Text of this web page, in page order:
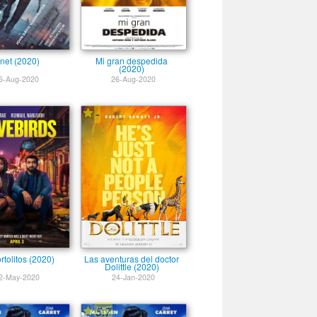
(2020)
Aug-2020
Mi gran despedida
(2020)
26-Aug-2020
(2020)
May-2020
-
Las aventuras del doctor
Dolittle (2020)
24-Jan-2020
5.7